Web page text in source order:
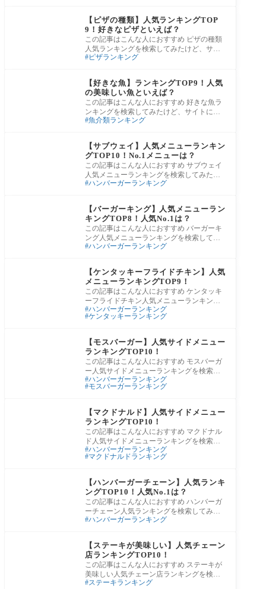
【ピザの種類】人気ランキングTOP
9！好きなピザといえば？
この記事はこんな人におすすめ ピザの種類
人気ランキングを検索してみたけど、サイ
トによって順位が全然違う…。結局、ピザ
ピザランキング
【好きな魚】ランキングTOP9！人気
の美味しい魚といえば？
この記事はこんな人におすすめ 好きな魚ラ
ンキングを検索してみたけど、サイトによ
って順位が全然違う…。結局、好きな魚ラ
魚介類ランキング
【サブウェイ】人気メニューランキン
グTOP10！No.1メニューは？
この記事はこんな人におすすめ サブウェイ
人気メニューランキングを検索してみたけ
ど、サイトによって順位が全然違う…。結
ハンバーガーランキング
【バーガーキング】人気メニューラン
キングTOP8！人気No.1は？
この記事はこんな人におすすめ バーガーキ
ング人気メニューランキングを検索してみ
たけど、サイトによって順位が全然違
ハンバーガーランキング
【ケンタッキーフライドチキン】人気
メニューランキングTOP9！
この記事はこんな人におすすめ ケンタッキ
ーフライドチキン人気メニューランキング
を検索してみたけど、サイトによって順位
が全
ハンバーガーランキング
ケンタッキーランキング
【モスバーガー】人気サイドメニュー
ランキングTOP10！
この記事はこんな人におすすめ モスバーガ
ー人気サイドメニューランキングを検索し
てみたけど、サイトによって順位が全然違
う…
ハンバーガーランキング
モスバーガーランキング
【マクドナルド】人気サイドメニュー
ランキングTOP10！
この記事はこんな人におすすめ マクドナル
ド人気サイドメニューランキングを検索し
てみたけど、サイトによって順位が全然違
う…
ハンバーガーランキング
マクドナルドランキング
【ハンバーガーチェーン】人気ランキ
ングTOP10！人気No.1は？
この記事はこんな人におすすめ ハンバーガ
ーチェーン人気ランキングを検索してみた
けど、サイトによって順位が全然違う…。
ハンバーガーランキング
【ステーキが美味しい】人気チェーン
店ランキングTOP10！
この記事はこんな人におすすめ ステーキが
美味しい人気チェーン店ランキングを検索
してみたけど、サイトによって順位が全然
ステーキランキング